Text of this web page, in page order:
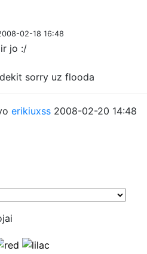
02-18 16:48
jo :/
sorry uz flooda
erikiuxss 2008-02-20 14:48